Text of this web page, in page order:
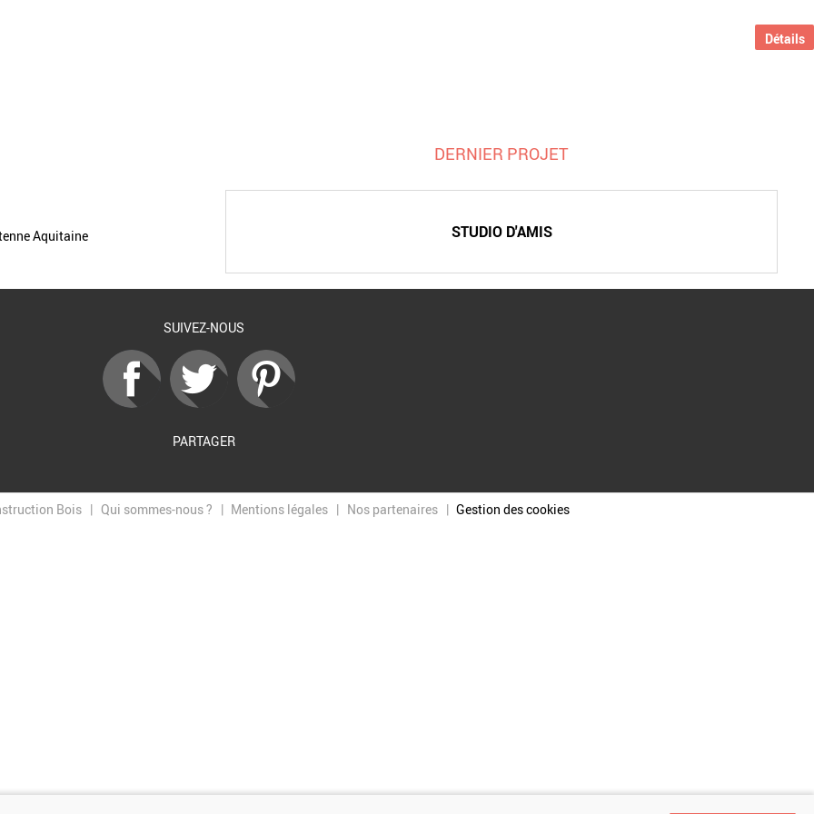
Aquitaine
DERNIER PROJET
STUDIO D'AMIS
Détails
SUIVEZ-NOUS
PARTAGER
Bois Qui sommes-nous ? Mentions légales Nos partenaires Gestion des cookies